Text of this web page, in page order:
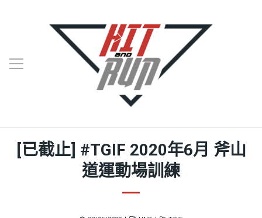
[已截止] #TGIF 2020年6月 斧山
道運動場訓練